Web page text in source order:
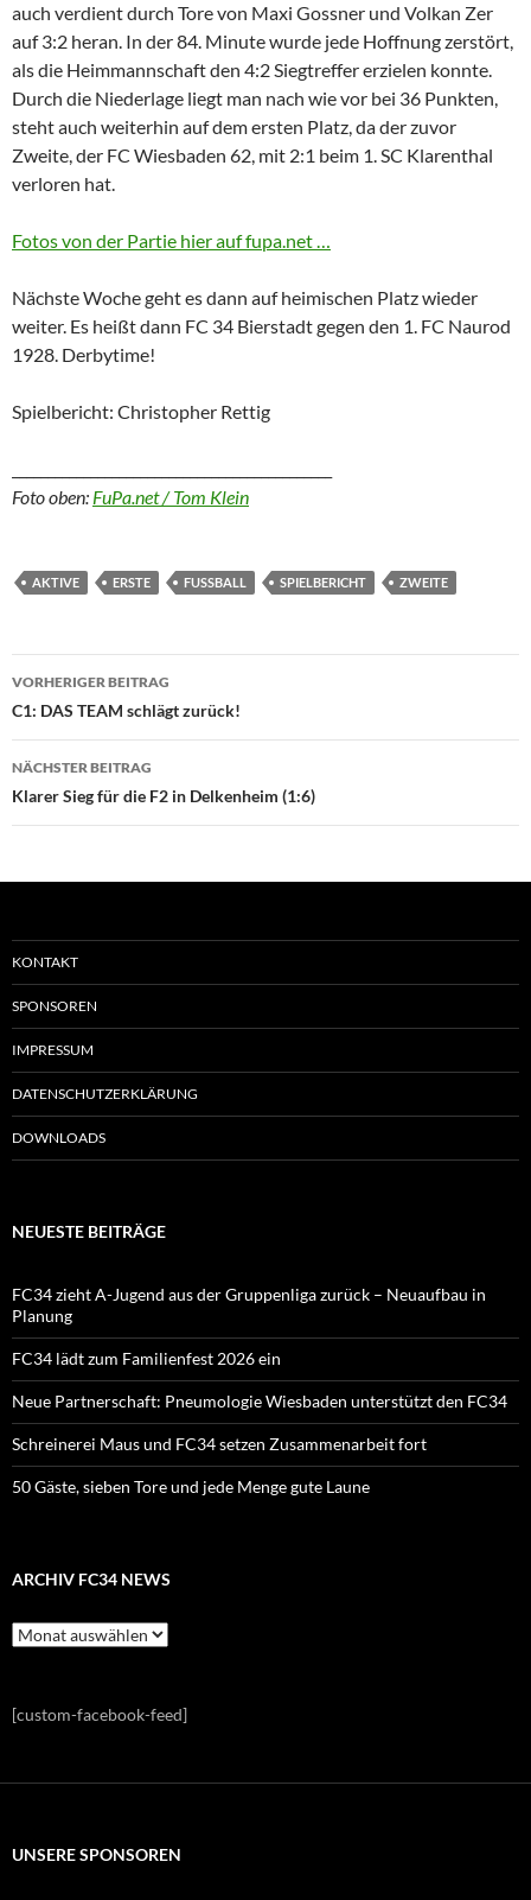
auch verdient durch Tore von Maxi Gossner und Volkan Zer
auf 3:2 heran. In der 84. Minute wurde jede Hoffnung zerstört,
als die Heimmannschaft den 4:2 Siegtreffer erzielen konnte.
Durch die Niederlage liegt man nach wie vor bei 36 Punkten,
steht auch weiterhin auf dem ersten Platz, da der zuvor
Zweite, der FC Wiesbaden 62, mit 2:1 beim 1. SC Klarenthal
verloren hat.
Fotos von der Partie hier auf fupa.net …
Nächste Woche geht es dann auf heimischen Platz wieder
weiter. Es heißt dann FC 34 Bierstadt gegen den 1. FC Naurod
1928. Derbytime!
Spielbericht: Christopher Rettig
Foto oben: FuPa.net / Tom Klein
AKTIVE ERSTE FUSSBALL SPIELBERICHT ZWEITE
Beitragsnavigation
VORHERIGER BEITRAG
C1: DAS TEAM schlägt zurück!
NÄCHSTER BEITRAG
Klarer Sieg für die F2 in Delkenheim (1:6)
KONTAKT
SPONSOREN
IMPRESSUM
DATENSCHUTZERKLÄRUNG
DOWNLOADS
NEUESTE BEITRÄGE
FC34 zieht A-Jugend aus der Gruppenliga zurück – Neuaufbau in
Planung
FC34 lädt zum Familienfest 2026 ein
Neue Partnerschaft: Pneumologie Wiesbaden unterstützt den FC34
Schreinerei Maus und FC34 setzen Zusammenarbeit fort
50 Gäste, sieben Tore und jede Menge gute Laune
ARCHIV FC34 NEWS
Archiv
FC34
[custom-facebook-feed]
UNSERE SPONSOREN